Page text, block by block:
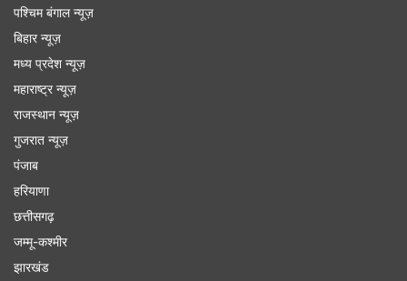
सिंगापुर गए थे लालू प्रसाद यादव
गौरतलब है कि लालू प्रसाद यादव सिंगापुर में गए थे। यहां वह
अपनी बेटी रोहिणी आचार्य के पास ही रुके। वह अपने इलाज
पश्चिम बंगाल न्यूज़
बिहार न्यूज़
मध्य प्रदेश न्यूज़
महाराष्ट्र न्यूज़
राजस्थान न्यूज़
गुजरात न्यूज़
पंजाब
हरियाणा
छत्तीसगढ़
जम्मू-कश्मीर
झारखंड